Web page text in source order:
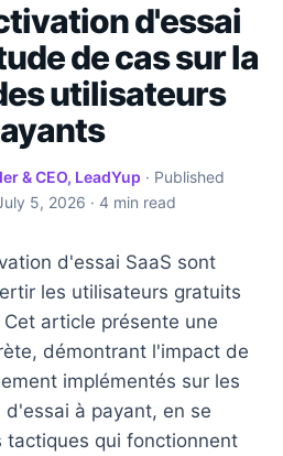
d'essai
de cas sur la
utilisateurs
& CEO, LeadYup · Published
5, 2026 · 4 min read
d'essai SaaS sont
les utilisateurs gratuits
article présente une
démontrant l'impact de
implémentés sur les
à payant, en se
tactiques qui fonctionnent